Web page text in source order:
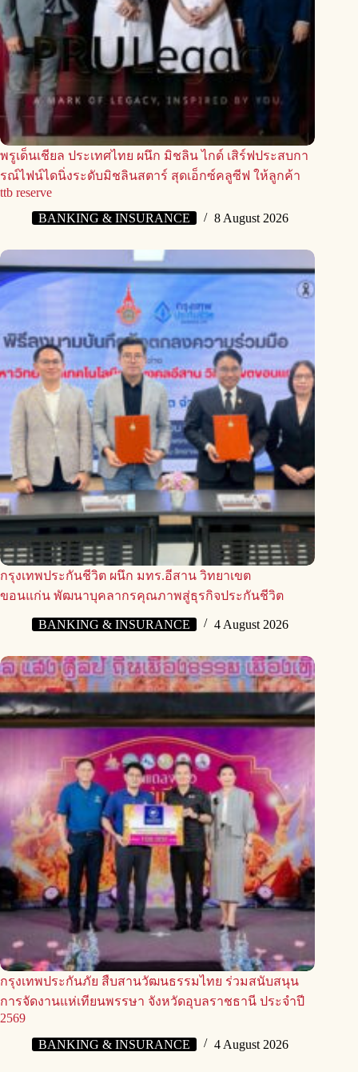
พรูเด็นเชียล ประเทศไทย ผนึก มิชลิน ไกด์ เสิร์ฟประสบกา
รณ์ไฟน์ไดนิ่งระดับมิชลินสตาร์ สุดเอ็กซ์คลูซีฟ ให้ลูกค้า
ttb reserve
BANKING & INSURANCE
8 August 2026
กรุงเทพประกันชีวิต ผนึก มทร.อีสาน วิทยาเขต
ขอนแก่น พัฒนาบุคลากรคุณภาพสู่ธุรกิจประกันชีวิต
BANKING & INSURANCE 4 August 2026
กรุงเทพประกันภัย สืบสานวัฒนธรรมไทย ร่วมสนับสนุน
การจัดงานแห่เทียนพรรษา จังหวัดอุบลราชธานี ประจำปี
2569
BANKING & INSURANCE
4 August 2026